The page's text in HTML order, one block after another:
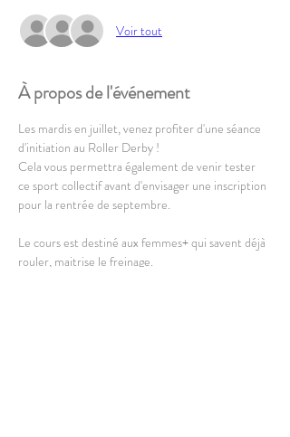
Voir tout
À propos de l'événement
Les mardis en juillet, venez profiter d'une séance
d'initiation au Roller Derby !
Cela vous permettra également de venir tester
ce sport collectif avant d'envisager une inscription
pour la rentrée de septembre.
Le cours est destiné aux femmes+ qui savent déjà
rouler, maitrise le freinage.